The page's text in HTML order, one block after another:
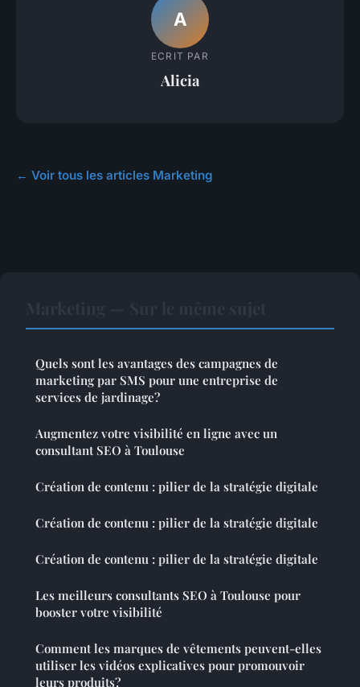
A
ECRIT PAR
Alicia
← Voir tous les articles Marketing
Quels sont les avantages des campagnes de
marketing par SMS pour une entreprise de
services de jardinage?
Augmentez votre visibilité en ligne avec un
consultant SEO à Toulouse
Création de contenu : pilier de la stratégie digitale
Création de contenu : pilier de la stratégie digitale
Création de contenu : pilier de la stratégie digitale
Les meilleurs consultants SEO à Toulouse pour
booster votre visibilité
Comment les marques de vêtements peuvent-elles
utiliser les vidéos explicatives pour promouvoir
leurs produits?